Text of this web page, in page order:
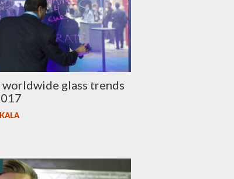
worldwide glass trends